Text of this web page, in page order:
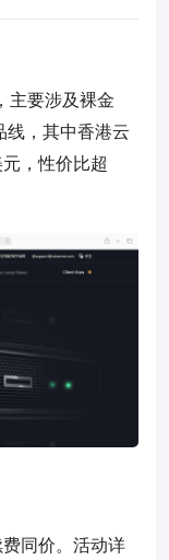
要涉及裸金
线，其中香港云
，性价比超
同价。活动详